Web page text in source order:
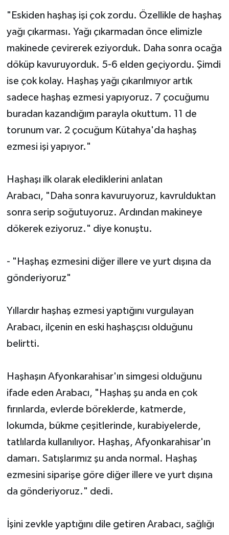
"Eskiden haşhaş işi çok zordu. Özellikle de haşhaş
yağı çıkarması. Yağı çıkarmadan önce elimizle
makinede çevirerek eziyorduk. Daha sonra ocağa
döküp kavuruyorduk. 5-6 elden geçiyordu. Şimdi
ise çok kolay. Haşhaş yağı çıkarılmıyor artık
sadece haşhaş ezmesi yapıyoruz. 7 çocuğumu
buradan kazandığım parayla okuttum. 11 de
torunum var. 2 çocuğum Kütahya'da haşhaş
ezmesi işi yapıyor."
Haşhaşı ilk olarak elediklerini anlatan
Arabacı, "Daha sonra kavuruyoruz, kavrulduktan
sonra serip soğutuyoruz. Ardından makineye
dökerek eziyoruz." diye konuştu.
- "Haşhaş ezmesini diğer illere ve yurt dışına da
gönderiyoruz"
Yıllardır haşhaş ezmesi yaptığını vurgulayan
Arabacı, ilçenin en eski haşhaşçısı olduğunu
belirtti.
Haşhaşın Afyonkarahisar'ın simgesi olduğunu
ifade eden Arabacı, "Haşhaş şu anda en çok
fırınlarda, evlerde böreklerde, katmerde,
lokumda, bükme çeşitlerinde, kurabiyelerde,
tatlılarda kullanılıyor. Haşhaş, Afyonkarahisar'ın
damarı. Satışlarımız şu anda normal. Haşhaş
ezmesini siparişe göre diğer illere ve yurt dışına
da gönderiyoruz." dedi.
İşini zevkle yaptığını dile getiren Arabacı, sağlığı